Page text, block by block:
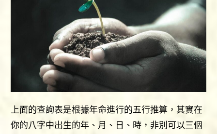
上面的查詢表是根據年命進行的五行推算，其實在
你的八字中出生的年、月、日、時，非別可以三個